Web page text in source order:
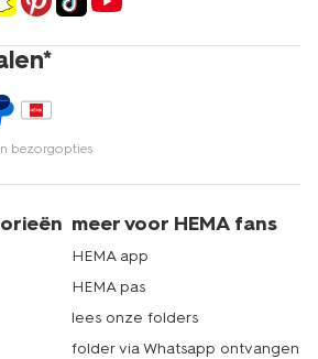
bezorgopties
meer voor HEMA fans
HEMA app
HEMA pas
lees onze folders
folder via Whatsapp ontvangen